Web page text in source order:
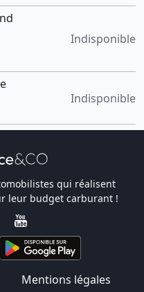
Indisponible
Indisponible
qui réalisent
leur budget carburant !
Mentions légales